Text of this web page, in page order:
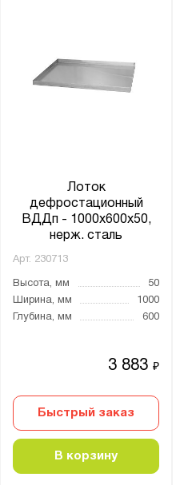
Лоток
дефростационный
ВДДп - 1000x600x50,
нерж. сталь
Арт. 230713
Высота, мм
50
Ширина, мм
1000
Глубина, мм
600
3 883₽
Быстрый заказ
В корзину